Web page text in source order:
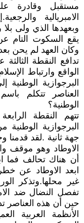
مستقبل وقادرة
الامبريالية
وبعهدها الذي ولى
يقع السكوت التام
وكان العهد لم يحن
تدافع النقطة
الواقع وارتباط
البرجوازية
العناصر تتكلم
الوطنية؟
تتهم النقطة
البرجوازية
جهة ثانية .لقد
الاوطاد وهو موقف
أن هناك تحالف فما
ابعد الاوطاد عن
غير محلها.وتذكر
تفصل النضال ضد
حين أن هذه العناصر
الأنظمة العربية